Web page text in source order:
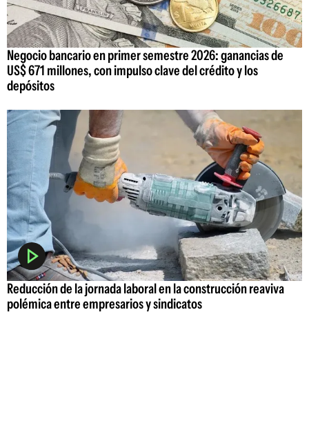
Negocio bancario en primer semestre 2026: ganancias de
US$ 671 millones, con impulso clave del crédito y los
depósitos
Reducción de la jornada laboral en la construcción reaviva
polémica entre empresarios y sindicatos